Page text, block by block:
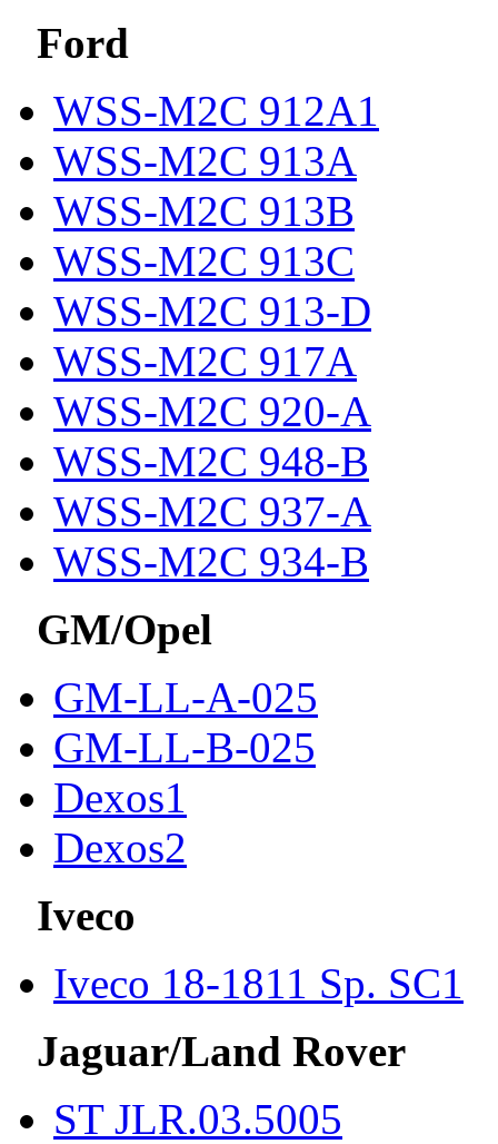
Ford
WSS-M2C 912A1
WSS-M2C 913A
WSS-M2C 913B
WSS-M2C 913C
WSS-M2C 913-D
WSS-M2C 917A
WSS-M2C 920-A
WSS-M2C 948-B
WSS-M2C 937-A
WSS-M2C 934-B
GM/Opel
GM-LL-A-025
GM-LL-B-025
Dexos1
Dexos2
Iveco
Iveco 18-1811 Sp. SC1
Jaguar/Land Rover
ST JLR.03.5005